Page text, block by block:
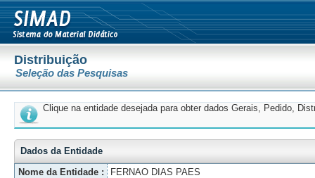
Distribuição
Seleção das Pesquisas
Clique na entidade desejada para obter dados Gerais, Pedido,
Dados da Entidade
Nome da Entidade :
FERNAO DIAS PAES